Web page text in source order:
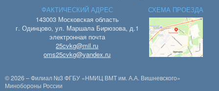
ФАКТИЧЕСКИЙ АДРЕС
143003 Московская область
г. Одинцово, ул. Маршала Бирюзова, д.1
электронная почта
25cvkg@mil.ru
oms25cvkg@yandex.ru
СХЕМА ПРОЕЗДА
© 2026 – Филиал №3 ФГБУ «НМИЦ ВМТ им. А.А. Вишневского»
Минобороны России